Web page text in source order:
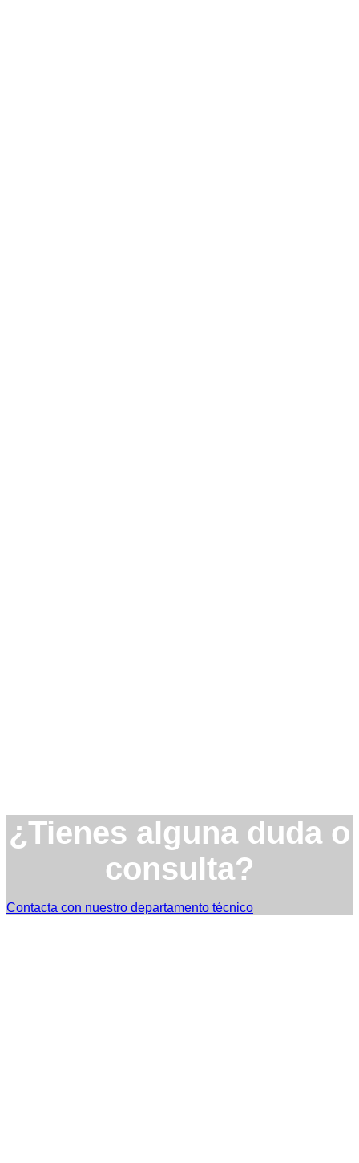
¿Tienes alguna duda o
consulta?
Contacta con nuestro departamento técnico